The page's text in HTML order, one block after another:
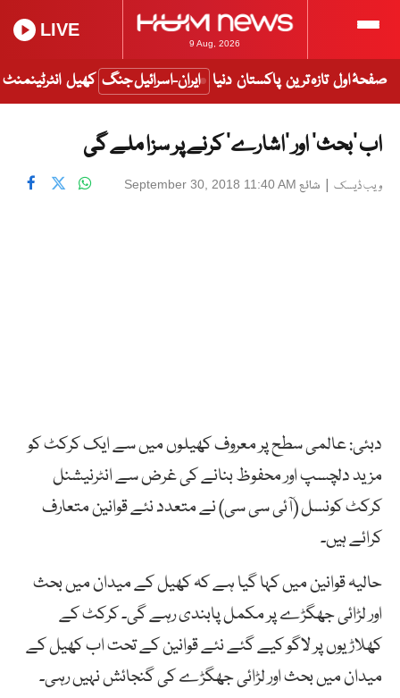
9 Aug, 2026
LIVE
صفحۂ اول تازہ ترین پاکستان دنیا ایران-اسرائیل جنگ کھیل انٹرٹینمنٹ
اب ’بحث‘ اور ’اشارے‘ کرنے پر سزا ملے گی
ویب ڈیسک | شائع September 30, 2018 11:40 AM
دبئی: عالمی سطح پر معروف کھیلوں میں سے ایک کرکٹ کو
مزید دلچسپ اور محفوظ بنانے کی غرض سے انٹرنیشنل
کرکٹ کونسل (آئی سی سی) نے متعدد نئے قوانین متعارف
کرائے ہیں۔
حالیہ قوانین میں کہا گیا ہے کہ کھیل کے میدان میں بحث
اور لڑائی جھگڑے پر مکمل پابندی رہے گی۔ کرکٹ کے
کھلاڑیوں پر لاگو کیے گئے نئے قوانین کے تحت اب کھیل کے
میدان میں بحث اور لڑائی جھگڑے کی گنجائش نہیں رہی۔